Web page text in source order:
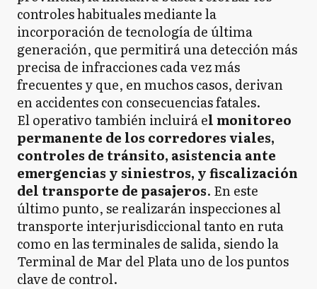
controles habituales mediante la
incorporación de tecnología de última
generación, que permitirá una detección más
precisa de infracciones cada vez más
frecuentes y que, en muchos casos, derivan
en accidentes con consecuencias fatales.
El operativo también incluirá el monitoreo
permanente de los corredores viales,
controles de tránsito, asistencia ante
emergencias y siniestros, y fiscalización
del transporte de pasajeros. En este
último punto, se realizarán inspecciones al
transporte interjurisdiccional tanto en ruta
como en las terminales de salida, siendo la
Terminal de Mar del Plata uno de los puntos
clave de control.